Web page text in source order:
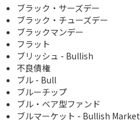
ブラック・サーズデー
ブラック・チューズデー
ブラックマンデー
フラット
ブリッシュ - Bullish
不良債権
ブル - Bull
ブルーチップ
ブル・ベア型ファンド
ブルマーケット - Bullish Market